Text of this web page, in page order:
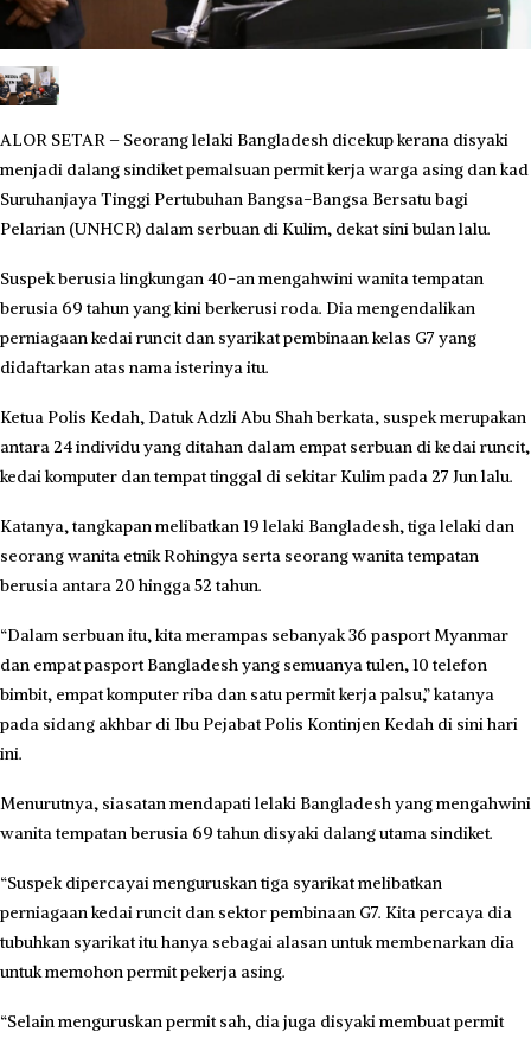
ALOR SETAR – Seorang lelaki Bangladesh dicekup kerana disyaki
menjadi dalang sindiket pemalsuan permit kerja warga asing dan kad
Suruhanjaya Tinggi Pertubuhan Bangsa-Bangsa Bersatu bagi
Pelarian (UNHCR) dalam serbuan di Kulim, dekat sini bulan lalu.
Suspek berusia lingkungan 40-an mengahwini wanita tempatan
berusia 69 tahun yang kini berkerusi roda. Dia mengendalikan
perniagaan kedai runcit dan syarikat pembinaan kelas G7 yang
didaftarkan atas nama isterinya itu.
Ketua Polis Kedah, Datuk Adzli Abu Shah berkata, suspek merupakan
antara 24 individu yang ditahan dalam empat serbuan di kedai runcit,
kedai komputer dan tempat tinggal di sekitar Kulim pada 27 Jun lalu.
Katanya, tangkapan melibatkan 19 lelaki Bangladesh, tiga lelaki dan
seorang wanita etnik Rohingya serta seorang wanita tempatan
berusia antara 20 hingga 52 tahun.
“Dalam serbuan itu, kita merampas sebanyak 36 pasport Myanmar
dan empat pasport Bangladesh yang semuanya tulen, 10 telefon
bimbit, empat komputer riba dan satu permit kerja palsu,” katanya
pada sidang akhbar di Ibu Pejabat Polis Kontinjen Kedah di sini hari
ini.
Menurutnya, siasatan mendapati lelaki Bangladesh yang mengahwini
wanita tempatan berusia 69 tahun disyaki dalang utama sindiket.
“Suspek dipercayai menguruskan tiga syarikat melibatkan
perniagaan kedai runcit dan sektor pembinaan G7. Kita percaya dia
tubuhkan syarikat itu hanya sebagai alasan untuk membenarkan dia
untuk memohon permit pekerja asing.
“Selain menguruskan permit sah, dia juga disyaki membuat permit